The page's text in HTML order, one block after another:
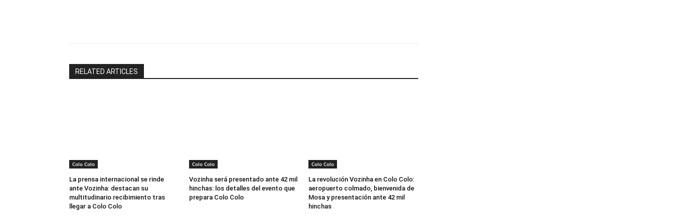
RELATED ARTICLES
Colo Colo
La prensa internacional se rinde
ante Vozinha: destacan su
multitudinario recibimiento tras
llegar a Colo Colo
Colo Colo
Vozinha será presentado ante 42 mil
hinchas: los detalles del evento que
prepara Colo Colo
Colo Colo
La revolución Vozinha en Colo Colo:
aeropuerto colmado, bienvenida de
Mosa y presentación ante 42 mil
hinchas